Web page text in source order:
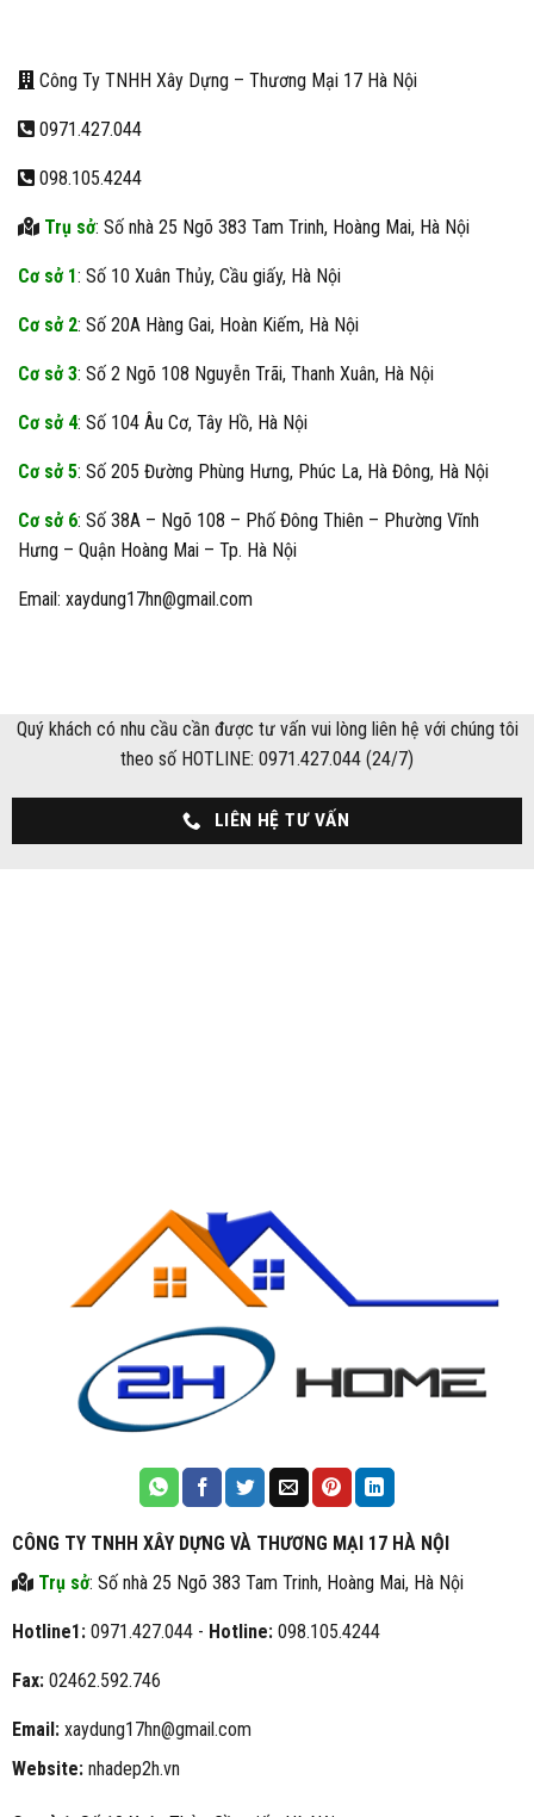
Công Ty TNHH Xây Dựng – Thương Mại 17 Hà Nội
0971.427.044
098.105.4244
Trụ sở: Số nhà 25 Ngõ 383 Tam Trinh, Hoàng Mai, Hà Nội
Cơ sở 1: Số 10 Xuân Thủy, Cầu giấy, Hà Nội
Cơ sở 2: Số 20A Hàng Gai, Hoàn Kiếm, Hà Nội
Cơ sở 3: Số 2 Ngõ 108 Nguyễn Trãi, Thanh Xuân, Hà Nội
Cơ sở 4: Số 104 Âu Cơ, Tây Hồ, Hà Nội
Cơ sở 5: Số 205 Đường Phùng Hưng, Phúc La, Hà Đông, Hà Nội
Cơ sở 6: Số 38A – Ngõ 108 – Phố Đông Thiên – Phường Vĩnh
Hưng – Quận Hoàng Mai – Tp. Hà Nội
Email: xaydung17hn@gmail.com
Quý khách có nhu cầu cần được tư vấn vui lòng liên hệ với chúng tôi
theo số HOTLINE: 0971.427.044 (24/7)
LIÊN HỆ TƯ VẤN
CÔNG TY TNHH XÂY DỰNG VÀ THƯƠNG MẠI 17 HÀ NỘI
Trụ sở: Số nhà 25 Ngõ 383 Tam Trinh, Hoàng Mai, Hà Nội
Hotline1:0971.427.044 - Hotline:098.105.4244
Fax:02462.592.746
Email:xaydung17hn@gmail.com
Website:nhadep2h.vn